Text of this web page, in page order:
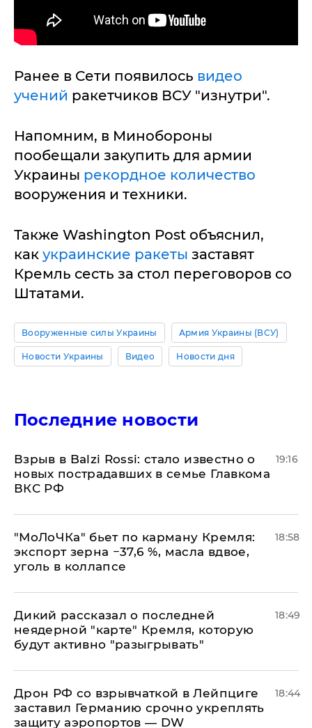
Ранее в Сети появилось видео
учений ракетчиков ВСУ "изнутри".
Напомним, в Минобороны
пообещали закупить для армии
Украины рекордное количество
вооружения и техники.
Также Washington Post объяснил,
как украинские ракеты заставят
Кремль сесть за стол переговоров со
Штатами.
Вооруженные силы Украины Армия Украины (ВСУ)
Новости Украины Видео Новости дня
Последние новости
Взрыв в Balzi Rossi: стало известно о
новых пострадавших в семье Главкома
ВКС РФ
19:16
​"МоЛоЧКа" бьет по карману Кремля:
экспорт зерна −37,6 %, масла вдвое,
уголь в коллапсе
18:58
Дикий рассказал о последней
неядерной "карте" Кремля, которую
будут активно "разыгрывать"
18:49
​Дрон РФ со взрывчаткой в Лейпциге
заставил Германию срочно укреплять
защиту аэропортов — DW
18:44